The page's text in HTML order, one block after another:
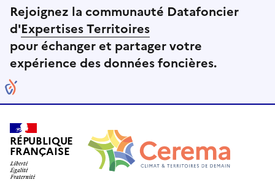
Rejoignez la communauté Datafoncier
d'Expertises Territoires
pour échanger et partager votre
expérience des données foncières.
RÉPUBLIQUE
FRANÇAISE